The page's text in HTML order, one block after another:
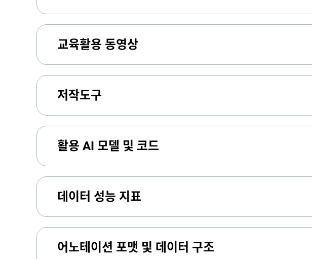
교육활용 동영상
저작도구
활용 AI 모델 및 코드
데이터 성능 지표
어노테이션 포맷 및 데이터 구조